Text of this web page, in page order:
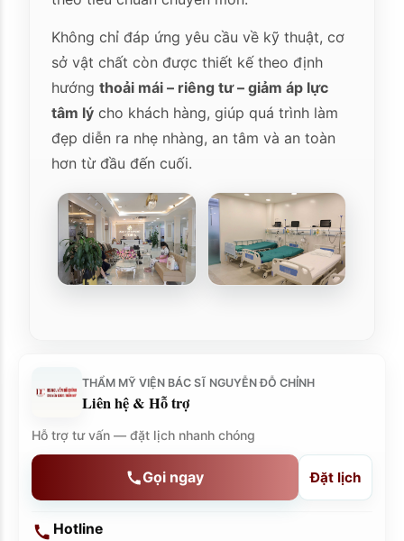
Không chỉ đáp ứng yêu cầu về kỹ thuật, cơ
sở vật chất còn được thiết kế theo định
hướngthoải mái – riêng tư – giảm áp lực
tâm lý cho khách hàng, giúp quá trình làm
đẹp diễn ra nhẹ nhàng, an tâm và an toàn
hơn từ đầu đến cuối.
THẨM MỸ VIỆN BÁC SĨ NGUYỄN ĐỖ CHỈNH
Liên hệ & Hỗ trợ
Hỗ trợ tư vấn — đặt lịch nhanh chóng
Gọi ngay Đặt lịch
Hotline